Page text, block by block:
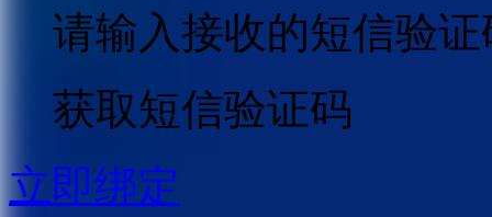
请输入接收的短信验证
获取短信验证码
立即绑定